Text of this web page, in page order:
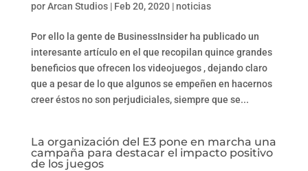
porArcan Studios| Feb 20, 2020|noticias
Por ello la gente de BusinessInsider ha publicado un
interesante artículo en el que recopilan quince grandes
beneficios que ofrecen los videojuegos , dejando claro
que a pesar de lo que algunos se empeñen en hacernos
creer éstos no son perjudiciales, siempre que se...
La organización del E3 pone en marcha una
campaña para destacar el impacto positivo
de los juegos